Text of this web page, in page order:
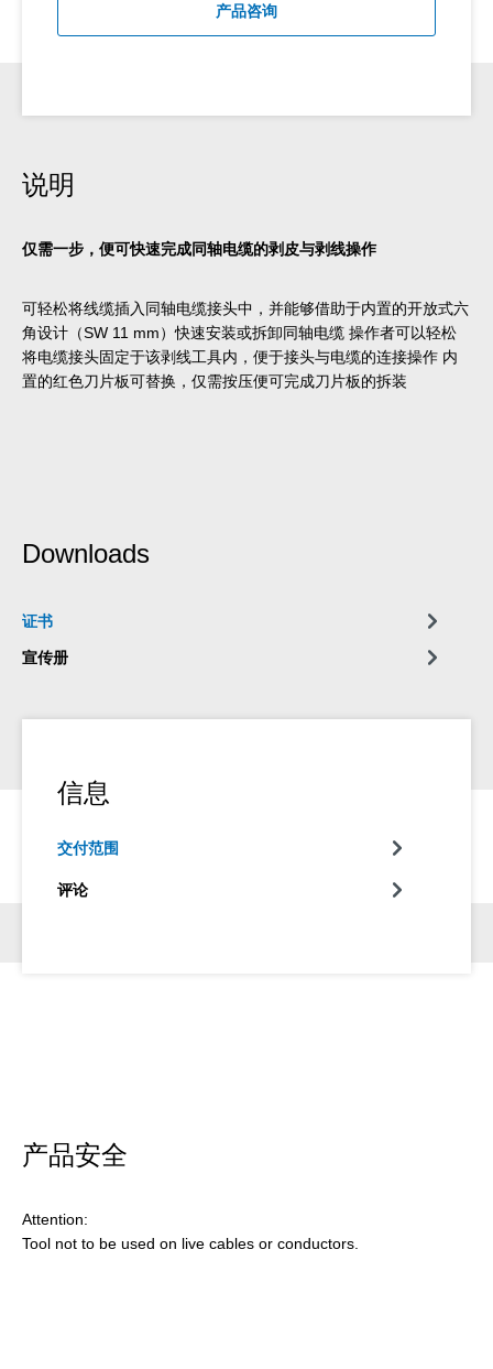
产品咨询
说明
仅需一步，便可快速完成同轴电缆的剥皮与剥线操作
可轻松将线缆插入同轴电缆接头中，并能够借助于内置的开放式六
角设计（SW 11 mm）快速安装或拆卸同轴电缆 操作者可以轻松
将电缆接头固定于该剥线工具内，便于接头与电缆的连接操作 内
置的红色刀片板可替换，仅需按压便可完成刀片板的拆装
Downloads
证书
宣传册
信息
交付范围
评论
产品安全
Attention:
Tool not to be used on live cables or conductors.